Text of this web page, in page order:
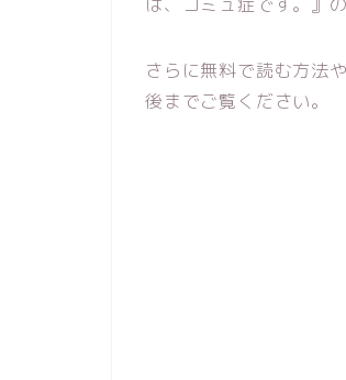
さらに無料で読む方法
後までご覧ください。